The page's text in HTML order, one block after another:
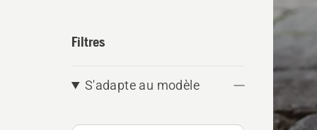
Filtres
S'adapte au modèle